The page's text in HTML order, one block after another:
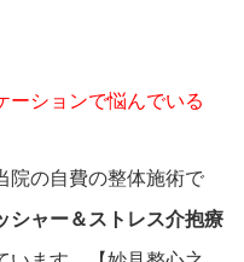
ーションで悩んでいる
院の自費の整体施術で
シャー＆ストレス介抱療